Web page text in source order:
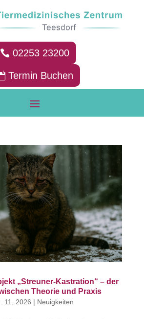
02253 23200
Termin Buchen
„Streuner-Kastration“ – der
Theorie und Praxis
11, 2026 | Neuigkeiten